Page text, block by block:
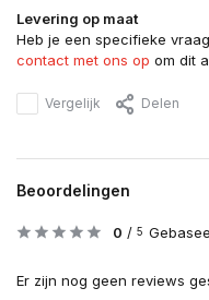
Levering op maat
Heb je een specifieke
contact met ons op om dit
Vergelijk Delen
Beoordelingen
0 / 5
Er zijn nog geen reviews